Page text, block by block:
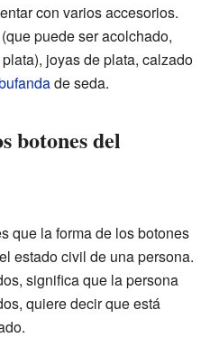
con varios accesorios.
puede ser acolchado,
joyas de plata, calzado
de seda.
botones del
que la forma de los botones
estado civil de una persona.
significa que la persona
quiere decir que está